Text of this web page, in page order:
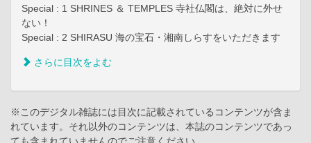
Special : 1 SHRINES ＆ TEMPLES 寺社仏閣は、絶対に外せ
ない！
Special : 2 SHIRASU 海の宝石・湘南しらすをいただきます
さらに目次をよむ
※このデジタル雑誌には目次に記載されているコンテンツが含ま
れています。それ以外のコンテンツは、本誌のコンテンツであっ
ても含まれていませんのでご注意ください。